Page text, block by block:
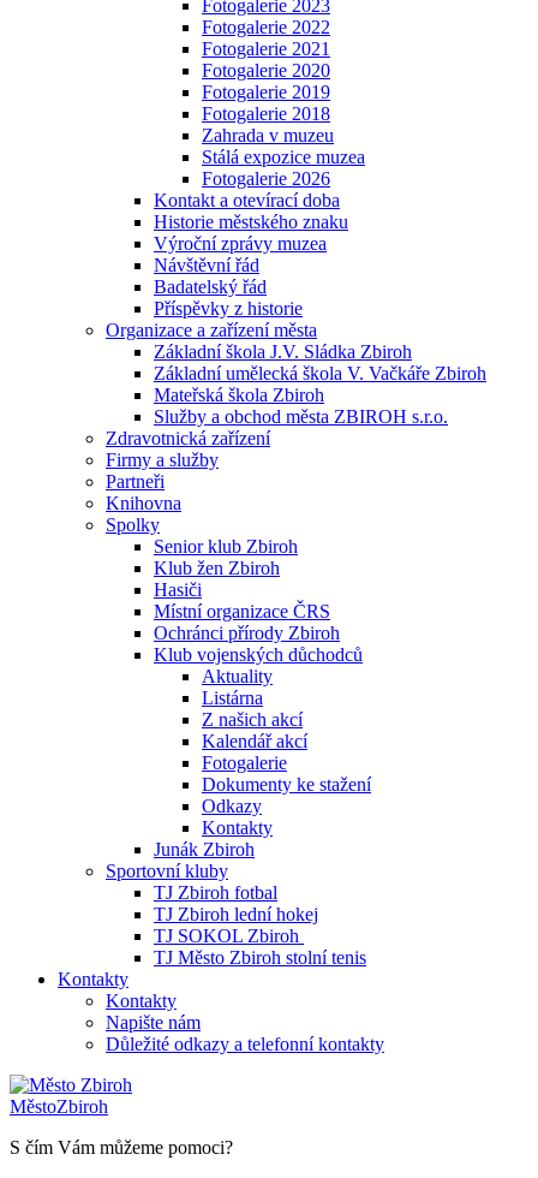
Fotogalerie 2023
Fotogalerie 2022
Fotogalerie 2021
Fotogalerie 2020
Fotogalerie 2019
Fotogalerie 2018
Zahrada v muzeu
Stálá expozice muzea
Fotogalerie 2026
Kontakt a otevírací doba
Historie městského znaku
Výroční zprávy muzea
Návštěvní řád
Badatelský řád
Příspěvky z historie
Organizace a zařízení města
Základní škola J.V. Sládka Zbiroh
Základní umělecká škola V. Vačkáře Zbiroh
Mateřská škola Zbiroh
Služby a obchod města ZBIROH s.r.o.
Zdravotnická zařízení
Firmy a služby
Partneři
Knihovna
Spolky
Senior klub Zbiroh
Klub žen Zbiroh
Hasiči
Místní organizace ČRS
Ochránci přírody Zbiroh
Klub vojenských důchodců
Aktuality
Listárna
Z našich akcí
Kalendář akcí
Fotogalerie
Dokumenty ke stažení
Odkazy
Kontakty
Junák Zbiroh
Sportovní kluby
TJ Zbiroh fotbal
TJ Zbiroh lední hokej
TJ SOKOL Zbiroh
TJ Město Zbiroh stolní tenis
Kontakty
Kontakty
Napište nám
Důležité odkazy a telefonní kontakty
MěstoZbiroh
S čím Vám můžeme pomoci?